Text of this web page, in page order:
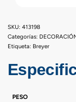
413198
Categorías:
Etiqueta: Breyer
PESO